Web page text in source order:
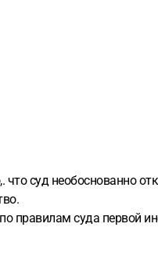
суд необоснованно
правилам суда первой